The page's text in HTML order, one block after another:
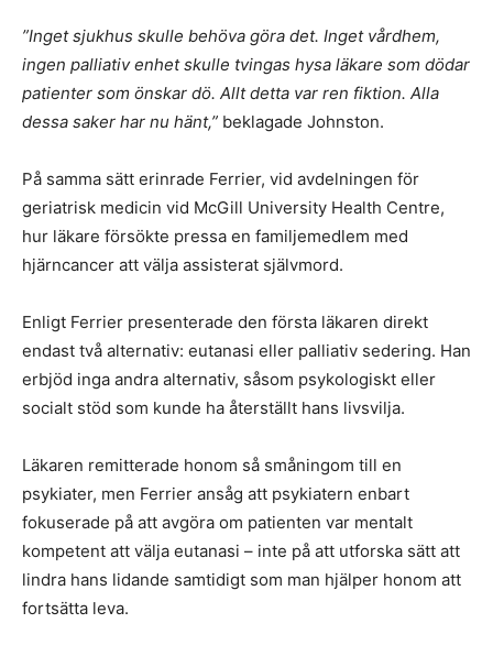
”Inget sjukhus skulle behöva göra det. Inget vårdhem,
ingen palliativ enhet skulle tvingas hysa läkare som dödar
patienter som önskar dö. Allt detta var ren fiktion. Alla
dessa saker har nu hänt,” beklagade Johnston.
På samma sätt erinrade Ferrier, vid avdelningen för
geriatrisk medicin vid McGill University Health Centre,
hur läkare försökte pressa en familjemedlem med
hjärncancer att välja assisterat självmord.
Enligt Ferrier presenterade den första läkaren direkt
endast två alternativ: eutanasi eller palliativ sedering. Han
erbjöd inga andra alternativ, såsom psykologiskt eller
socialt stöd som kunde ha återställt hans livsvilja.
Läkaren remitterade honom så småningom till en
psykiater, men Ferrier ansåg att psykiatern enbart
fokuserade på att avgöra om patienten var mentalt
kompetent att välja eutanasi – inte på att utforska sätt att
lindra hans lidande samtidigt som man hjälper honom att
fortsätta leva.